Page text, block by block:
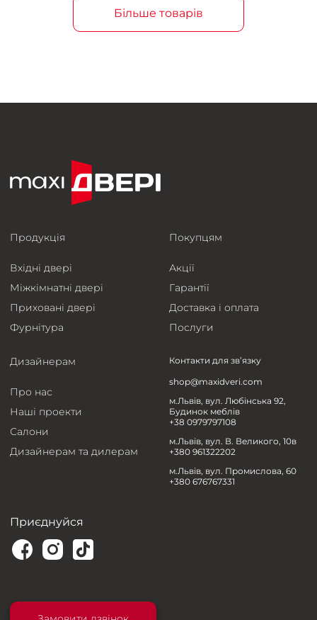
Більше товарів
Продукція
Вхідні двері
Міжкімнатні двері
Приховані двері
Фурнітура
Покупцям
Акції
Гарантії
Доставка і оплата
Послуги
Дизайнерам
Про нас
Наші проекти
Салони
Дизайнерам та дилерам
Контакти для зв’язку
shop@maxidveri.com
м.Львів, вул. Любінська 92,
Будинок меблів
+38 0979797108
м.Львів, вул. В. Великого, 10в
+380 961322202
м.Львів, вул. Промислова, 60
+380 676767331
Приєднуйся